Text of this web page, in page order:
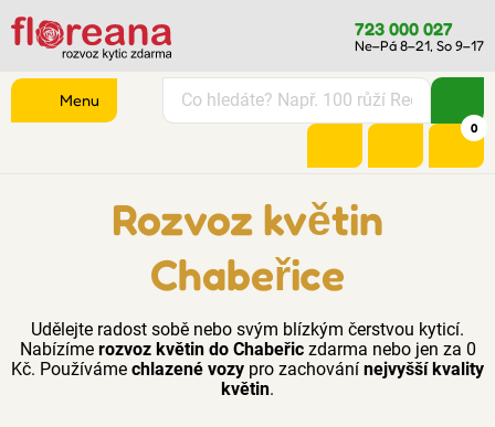
723 000 027
Ne–Pá 8–21, So 9–17
0
Menu
Rozvoz květin
Chabeřice
Udělejte radost sobě nebo svým blízkým čerstvou kyticí.
Nabízíme rozvoz květin do Chabeřiczdarma nebo jen za 0
Kč. Používáme chlazené vozy pro zachování nejvyšší kvality
květin.